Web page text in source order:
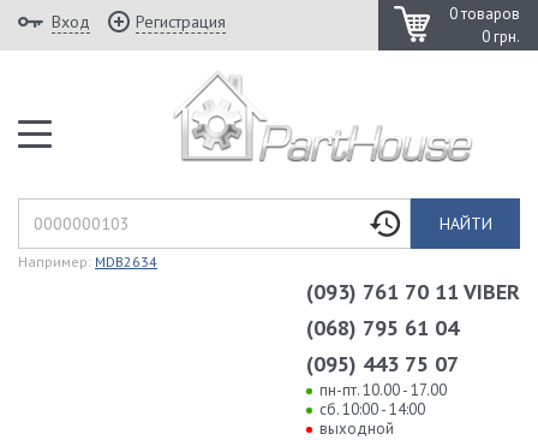
0 товаров
0 грн.
Вход Регистрация
НАЙТИ
Например: MDB2634
(093) 761 70 11 VIBER
(068) 795 61 04
(095) 443 75 07
пн-пт. 10.00 - 17.00
сб. 10:00 - 14:00
выходной